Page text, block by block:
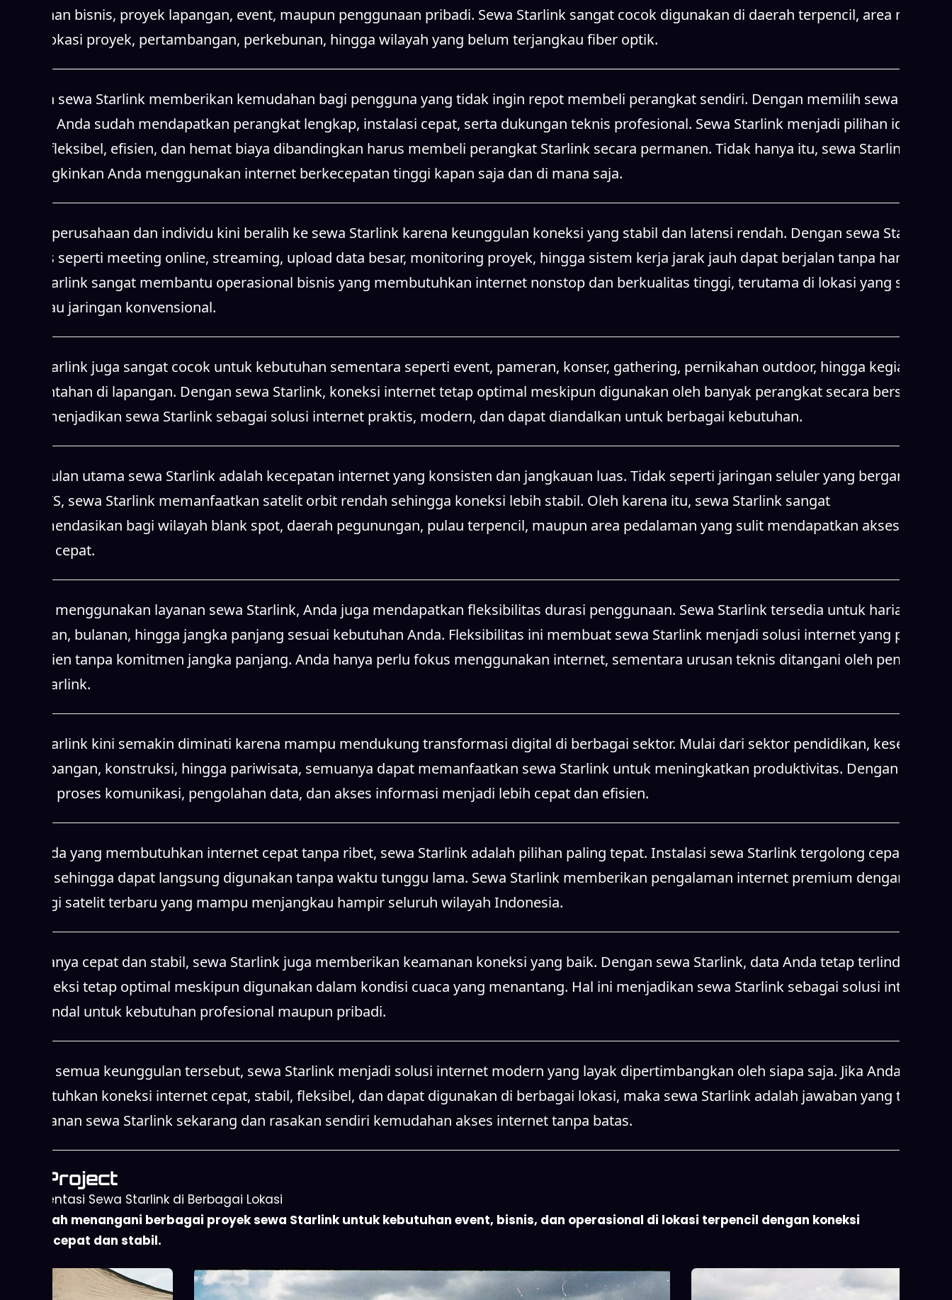
kebutuhan bisnis, proyek lapangan, event, maupun penggunaan pribadi. Sewa Starlink sangat cocok digunakan di daerah terpencil, area minim
sinyal, lokasi proyek, pertambangan, perkebunan, hingga wilayah yang belum terjangkau fiber optik.
Layanan sewa Starlink memberikan kemudahan bagi pengguna yang tidak ingin repot membeli perangkat sendiri. Dengan memilih sewa
Starlink, Anda sudah mendapatkan perangkat lengkap, instalasi cepat, serta dukungan teknis profesional. Sewa Starlink menjadi pilihan ideal
karena fleksibel, efisien, dan hemat biaya dibandingkan harus membeli perangkat Starlink secara permanen. Tidak hanya itu, sewa Starlink juga
memungkinkan Anda menggunakan internet berkecepatan tinggi kapan saja dan di mana saja.
Banyak perusahaan dan individu kini beralih ke sewa Starlink karena keunggulan koneksi yang stabil dan latensi rendah. Dengan sewa Starlink,
aktivitas seperti meeting online, streaming, upload data besar, monitoring proyek, hingga sistem kerja jarak jauh dapat berjalan tanpa hambatan.
Sewa Starlink sangat membantu operasional bisnis yang membutuhkan internet nonstop dan berkualitas tinggi, terutama di lokasi yang sulit
dijangkau jaringan konvensional.
Sewa Starlink juga sangat cocok untuk kebutuhan sementara seperti event, pameran, konser, gathering, pernikahan outdoor, hingga kegiatan
pemerintahan di lapangan. Dengan sewa Starlink, koneksi internet tetap optimal meskipun digunakan oleh banyak perangkat secara bersamaan.
Hal ini menjadikan sewa Starlink sebagai solusi internet praktis, modern, dan dapat diandalkan untuk berbagai kebutuhan.
Keunggulan utama sewa Starlink adalah kecepatan internet yang konsisten dan jangkauan luas. Tidak seperti jaringan seluler yang bergantung
pada BTS, sewa Starlink memanfaatkan satelit orbit rendah sehingga koneksi lebih stabil. Oleh karena itu, sewa Starlink sangat
direkomendasikan bagi wilayah blank spot, daerah pegunungan, pulau terpencil, maupun area pedalaman yang sulit mendapatkan akses
internet cepat.
Dengan menggunakan layanan sewa Starlink, Anda juga mendapatkan fleksibilitas durasi penggunaan. Sewa Starlink tersedia untuk harian,
mingguan, bulanan, hingga jangka panjang sesuai kebutuhan Anda. Fleksibilitas ini membuat sewa Starlink menjadi solusi internet yang praktis
dan efisien tanpa komitmen jangka panjang. Anda hanya perlu fokus menggunakan internet, sementara urusan teknis ditangani oleh penyedia
sewa Starlink.
Sewa Starlink kini semakin diminati karena mampu mendukung transformasi digital di berbagai sektor. Mulai dari sektor pendidikan, kesehatan,
pertambangan, konstruksi, hingga pariwisata, semuanya dapat memanfaatkan sewa Starlink untuk meningkatkan produktivitas. Dengan sewa
Starlink, proses komunikasi, pengolahan data, dan akses informasi menjadi lebih cepat dan efisien.
Bagi Anda yang membutuhkan internet cepat tanpa ribet, sewa Starlink adalah pilihan paling tepat. Instalasi sewa Starlink tergolong cepat dan
mudah, sehingga dapat langsung digunakan tanpa waktu tunggu lama. Sewa Starlink memberikan pengalaman internet premium dengan
teknologi satelit terbaru yang mampu menjangkau hampir seluruh wilayah Indonesia.
Tidak hanya cepat dan stabil, sewa Starlink juga memberikan keamanan koneksi yang baik. Dengan sewa Starlink, data Anda tetap terlindungi
dan koneksi tetap optimal meskipun digunakan dalam kondisi cuaca yang menantang. Hal ini menjadikan sewa Starlink sebagai solusi internet
yang handal untuk kebutuhan profesional maupun pribadi.
Dengan semua keunggulan tersebut, sewa Starlink menjadi solusi internet modern yang layak dipertimbangkan oleh siapa saja. Jika Anda
membutuhkan koneksi internet cepat, stabil, fleksibel, dan dapat digunakan di berbagai lokasi, maka sewa Starlink adalah jawaban yang tepat.
Pilih layanan sewa Starlink sekarang dan rasakan sendiri kemudahan akses internet tanpa batas.
Our Project
Implementasi Sewa Starlink di Berbagai Lokasi
Kami telah menangani berbagai proyek sewa Starlink untuk kebutuhan event, bisnis, dan operasional di lokasi terpencil dengan koneksi
internet cepat dan stabil.